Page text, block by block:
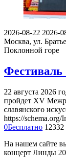
2026-08-22 2026-
Москва, ул.
Поклонной горе
Фестиваль
22 августа 2026
пройдет XV
славянского
https://schema.org/
0Бесплатно 12332
На нашем сайте
концерт Линды